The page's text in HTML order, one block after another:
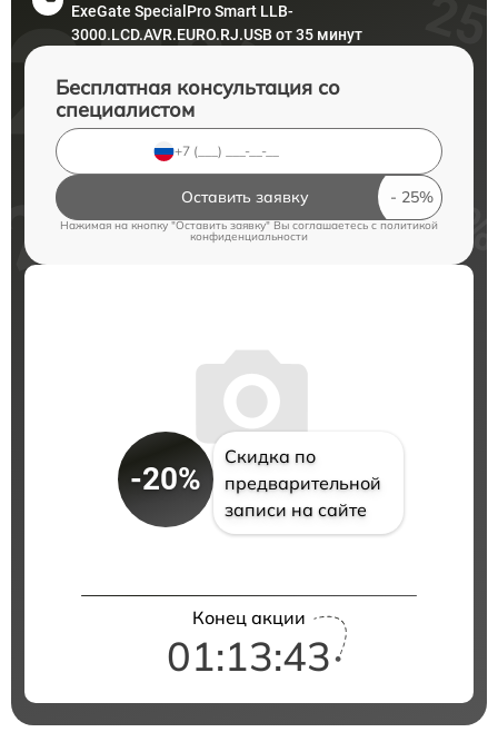
ExeGate SpecialPro Smart LLB-
3000.LCD.AVR.EURO.RJ.USB от 35 минут
Бесплатная консультация со
специалистом
Оставить заявку
Нажимая на кнопку "Оставить заявку" Вы соглашаетесь cполитикой
конфиденциальности
-20%
Скидка по
предварительной
записи на сайте
Конец акции
01:13:42